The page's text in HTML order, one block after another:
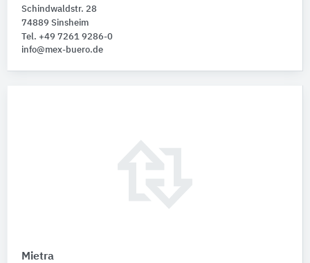
Schindwaldstr. 28
74889 Sinsheim
Tel. +49 7261 9286-0
info@mex-buero.de
Mietra